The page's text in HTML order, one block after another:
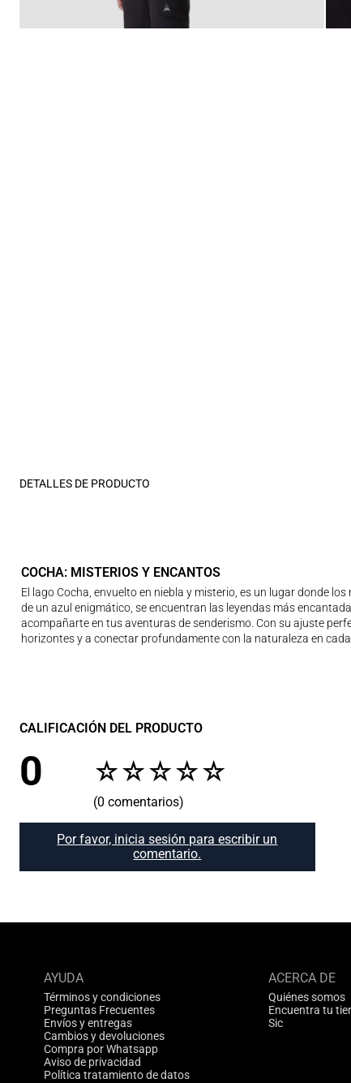
DETALLES DE PRODUCTO
COCHA: MISTERIOS Y ENCANTOS
El lago Cocha, envuelto en niebla y misterio, es un lugar donde
de un azul enigmático, se encuentran las leyendas más
acompañarte en tus aventuras de senderismo. Con su ajuste
horizontes y a conectar profundamente con la naturaleza en cada
CALIFICACIÓN DEL PRODUCTO
☆☆☆☆☆
0
(0 comentarios)
Por favor, inicia sesión para escribir un
comentario.
AYUDA
Términos y condiciones
Preguntas Frecuentes
Envíos y entregas
Cambios y devoluciones
Compra por Whatsapp
Aviso de privacidad
Política tratamiento de datos
ACERCA DE
Quiénes somos
Encuentra tu
Sic